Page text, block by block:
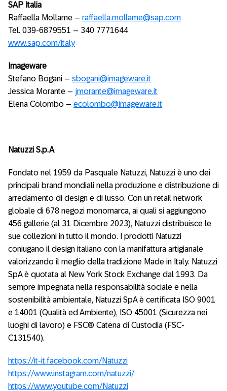
SAP Italia
Raffaella Mollame – raffaella.mollame@sap.com
Tel. 039-6879551 – 340 7771644
www.sap.com/italy
Imageware
Stefano Bogani – sbogani@imageware.it
Jessica Morante – jmorante@imageware.it
Elena Colombo – ecolombo@imageware.it
Natuzzi S.p.A
Fondato nel 1959 da Pasquale Natuzzi, Natuzzi è uno dei
principali brand mondiali nella produzione e distribuzione di
arredamento di design e di lusso. Con un retail network
globale di 678 negozi monomarca, ai quali si aggiungono
456 gallerie (al 31 Dicembre 2023), Natuzzi distribuisce le
sue collezioni in tutto il mondo. I prodotti Natuzzi
coniugano il design italiano con la manifattura artigianale
valorizzando il meglio della tradizione Made in Italy. Natuzzi
SpA è quotata al New York Stock Exchange dal 1993. Da
sempre impegnata nella responsabilità sociale e nella
sostenibilità ambientale, Natuzzi SpA è certificata ISO 9001
e 14001 (Qualità ed Ambiente), ISO 45001 (Sicurezza nei
luoghi di lavoro) e FSC® Catena di Custodia (FSC-
C131540).
https://it-it.facebook.com/Natuzzi
https://www.instagram.com/natuzzi/
https://www.youtube.com/Natuzzi